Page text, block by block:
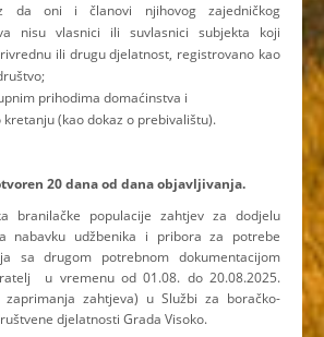
da oni i članovi njihovog zajedničkog
nisu vlasnici ili suvlasnici subjekta koji
ili drugu djelatnost, registrovano kao
prihodima domaćinstva i
kretanju (kao dokaz o prebivalištu).
20 dana od dana objavljivanja.
branilačke populacije zahtjev za dodjelu
nabavku udžbenika i pribora za potrebe
sa drugom potrebnom dokumentacijom
u vremenu od 01.08. do 20.08.2025.
zahtjeva) u Službi za boračko-
djelatnosti Grada Visoko.